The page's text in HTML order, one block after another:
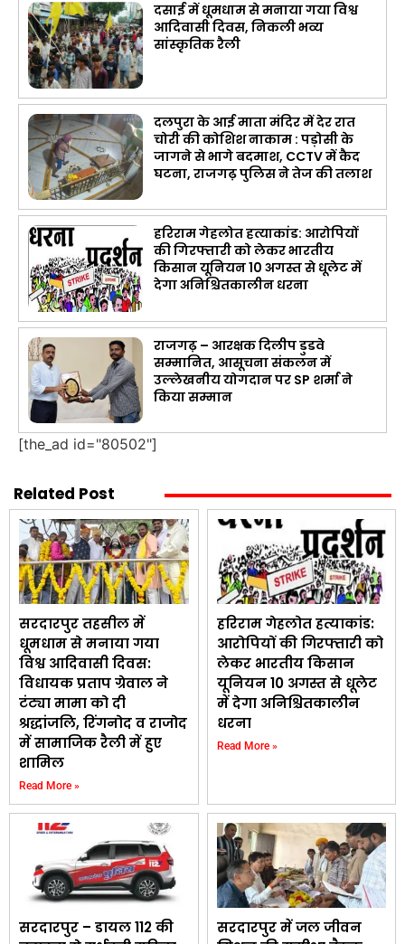
दसाई में धूमधाम से मनाया गया विश्व
आदिवासी दिवस, निकली भव्य
सांस्कृतिक रैली
दलपुरा के आई माता मंदिर में देर रात
चोरी की कोशिश नाकाम : पड़ोसी के
जागने से भागे बदमाश, CCTV में कैद
घटना, राजगढ़ पुलिस ने तेज की तलाश
हरिराम गेहलोत हत्याकांड: आरोपियों
की गिरफ्तारी को लेकर भारतीय
किसान यूनियन 10 अगस्त से धूलेट में
देगा अनिश्चितकालीन धरना
राजगढ़ – आरक्षक दिलीप डुडवे
सम्मानित, आसूचना संकलन में
उल्लेखनीय योगदान पर SP शर्मा ने
किया सम्मान
[the_ad id="80502"]
Related Post
सरदारपुर तहसील में
धूमधाम से मनाया गया
विश्व आदिवासी दिवस:
विधायक प्रताप ग्रेवाल ने
टंट्या मामा को दी
श्रद्धांजलि, रिंगनोद व राजोद
में सामाजिक रैली में हुए
शामिल
Read More »
हरिराम गेहलोत हत्याकांड:
आरोपियों की गिरफ्तारी को
लेकर भारतीय किसान
यूनियन 10 अगस्त से धूलेट
में देगा अनिश्चितकालीन
धरना
Read More »
सरदारपुर – डायल 112 की
सरदारपुर में जल जीवन